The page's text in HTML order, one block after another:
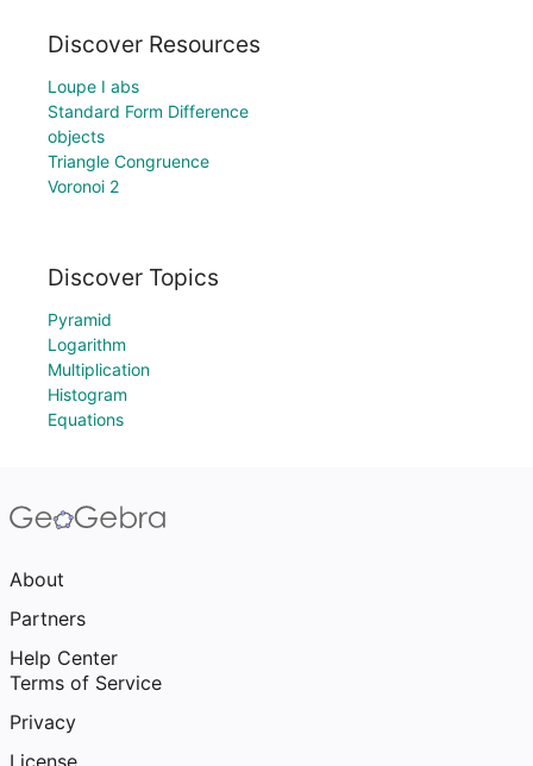
Discover Resources
Loupe I abs
Standard Form Difference
objects
Triangle Congruence
Voronoi 2
Discover Topics
Pyramid
Logarithm
Multiplication
Histogram
Equations
About
Partners
Help Center
Terms of Service
Privacy
License